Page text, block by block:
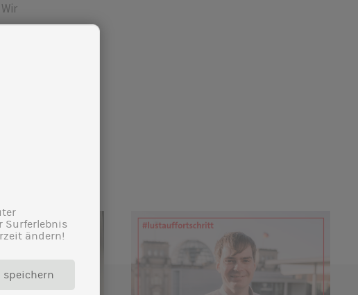
Surferlebnis
ändern!
speichern